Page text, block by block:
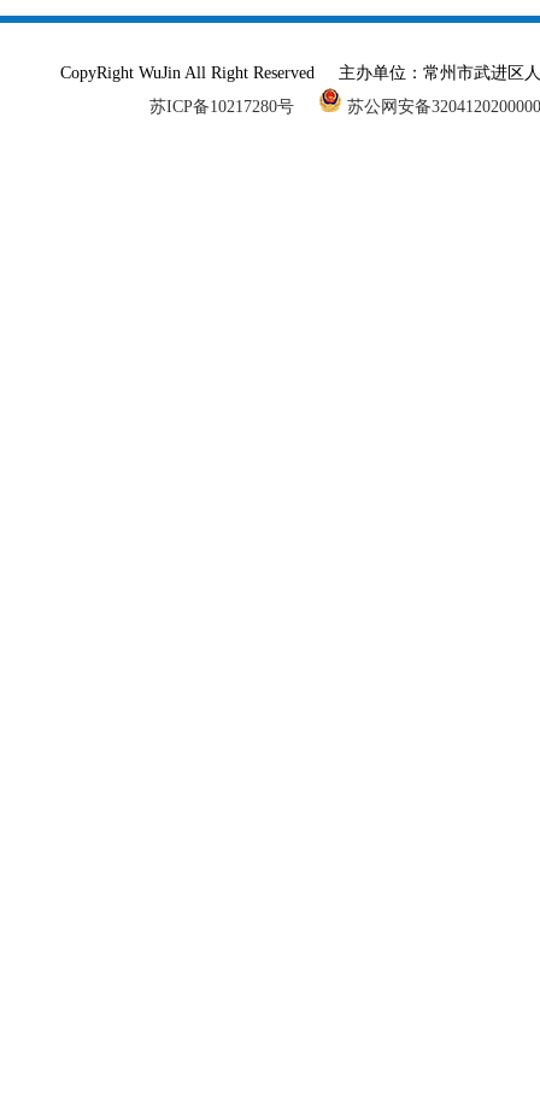
CopyRight WuJin All Right Reserved 主办单位：常州市武进
苏ICP备10217280号
苏公网安备